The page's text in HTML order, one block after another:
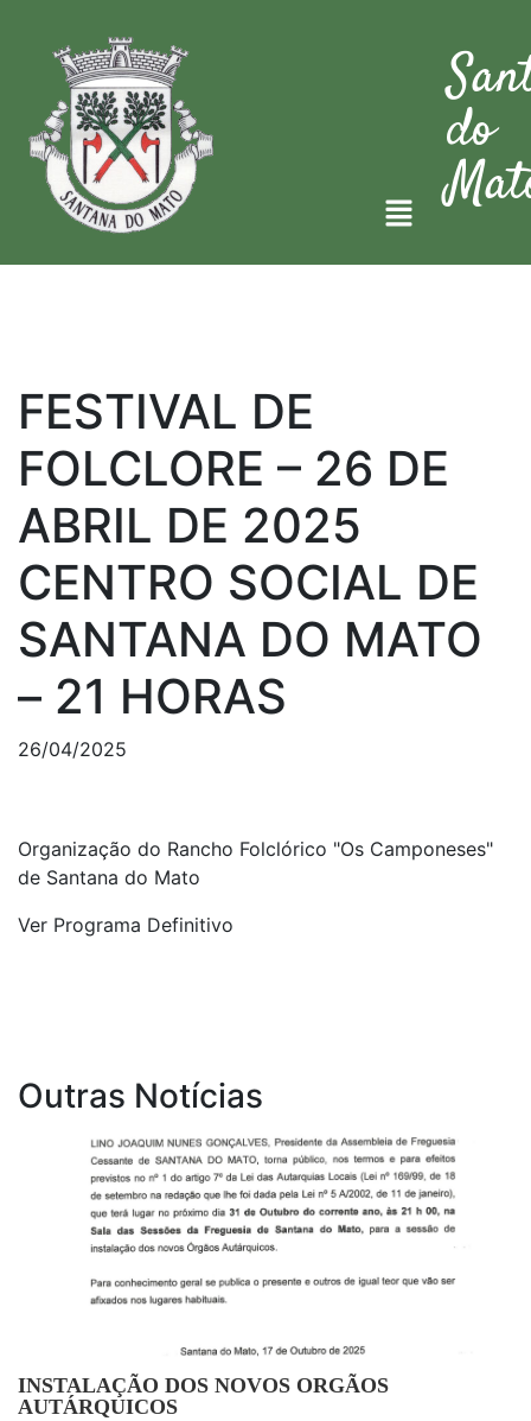
do
FESTIVAL DE
FOLCLORE – 26 DE
ABRIL DE 2025
CENTRO SOCIAL DE
SANTANA DO MATO
– 21 HORAS
26/04/2025
Organização do Rancho Folclórico "Os Camponeses"
de Santana do Mato
Ver Programa Definitivo
Outras Notícias
INSTALAÇÃO DOS NOVOS ORGÃOS
AUTÁRQUICOS